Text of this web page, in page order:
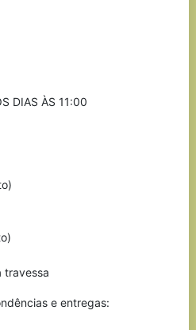
DIAS ÀS 11:00
travessa
e entregas: